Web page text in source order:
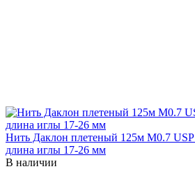
Нить Даклон плетеный 125м М0.7 USP
длина иглы 17-26 мм
В наличии